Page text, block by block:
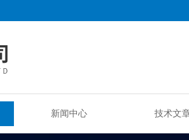
新闻中心 技术文